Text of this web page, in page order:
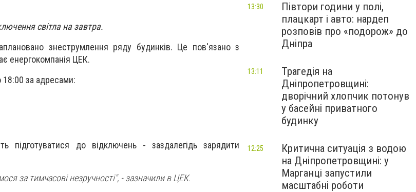
світла на завтра.
знеструмлення ряду будинків. Це пов'язано з
енергокомпанія ЦЕК.
18:00 за адресами:
підготуватися до відключень - заздалегідь зарядити
за тимчасові незручності", - зазначили в ЦЕК.
Півтори години у полі,
плацкарт і авто: нардеп
розповів про «подорож» до
Дніпра
13:30
Трагедія на
Дніпропетровщині:
дворічний хлопчик потонув
у басейні приватного
будинку
13:11
Критична ситуація з водою
на Дніпропетровщині: у
Марганці запустили
масштабні роботи
12:25